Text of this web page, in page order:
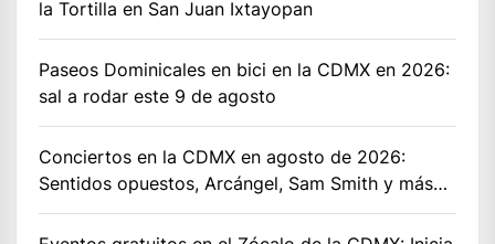
la Tortilla en San Juan Ixtayopan
Paseos Dominicales en bici en la CDMX en 2026:
sal a rodar este 9 de agosto
Conciertos en la CDMX en agosto de 2026:
Sentidos opuestos, Arcángel, Sam Smith y más…